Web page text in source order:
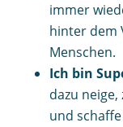
immer
hinter dem
Menschen.
Ich bin
dazu
und